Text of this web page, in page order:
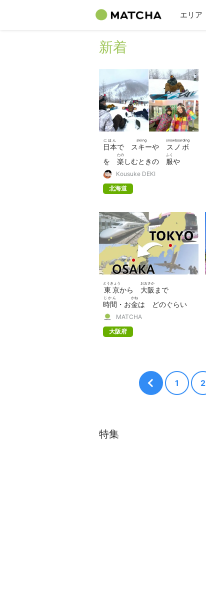
エリア
新着
日本
にほん
で スキー
skiing
や スノボ
snowboarding
を 楽
たの
しむときの 服
ふく
や
準備するもの・借
の
Kousuke DEKI
北海道
東京
とうきょう
から 大阪
おおさか
まで
時間
じかん
・お金
かね
は どのぐらい
かかる？比
MATCHA
大阪府
1 2
特集